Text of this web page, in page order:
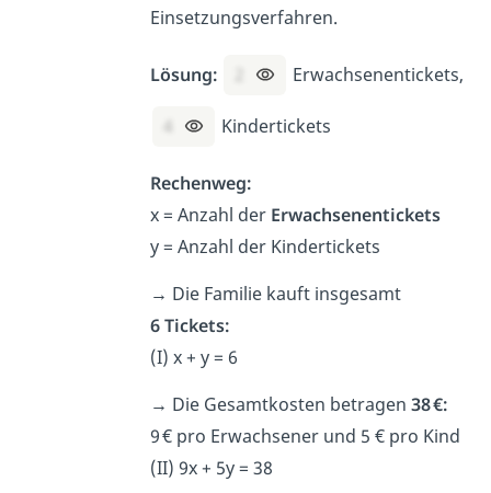
Einsetzungsverfahren.
Lösung: Erwachsenentickets,
4 Kindertickets
Rechenweg:
x = Anzahl der Erwachsenentickets
y = Anzahl der Kindertickets
→ Die Familie kauft insgesamt
6 Tickets:
(I) x + y = 6
→ Die Gesamtkosten betragen38 €:
9 € pro Erwachsener und 5 € pro Kind
(II) 9x + 5y = 38